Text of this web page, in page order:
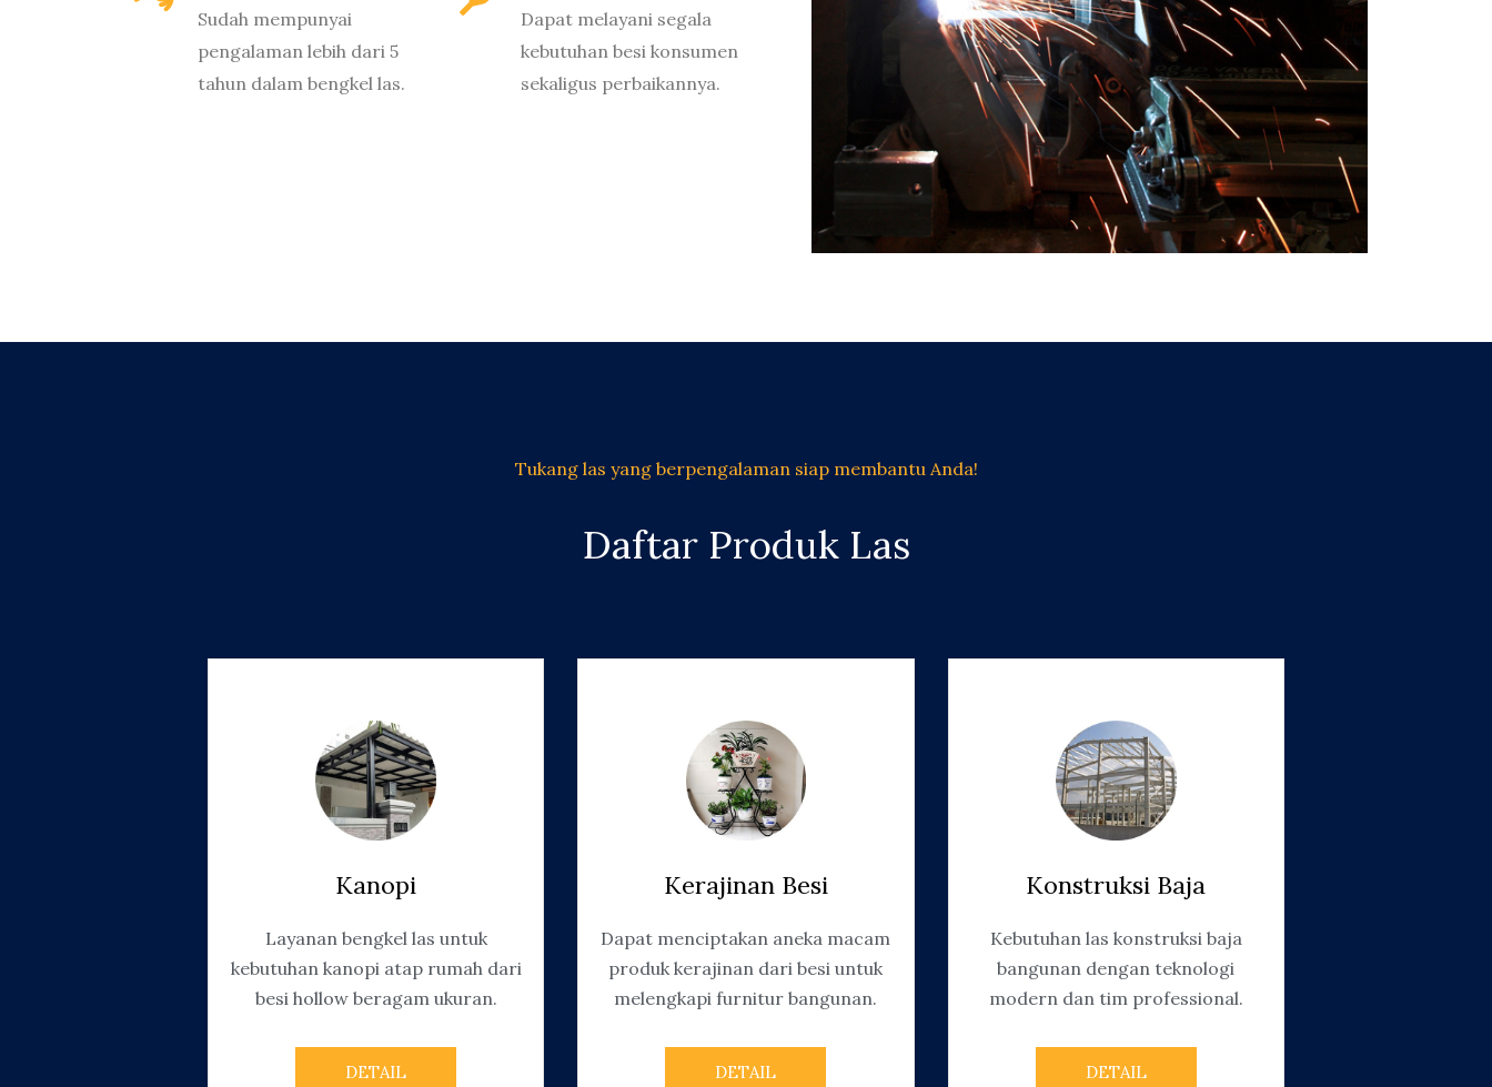
Sudah mempunyai
pengalaman lebih dari 5
tahun dalam bengkel las.
Dapat melayani segala
kebutuhan besi konsumen
sekaligus perbaikannya.
Tukang las yang berpengalaman siap membantu Anda!
Daftar Produk Las
Kanopi
Layanan bengkel las untuk
kebutuhan kanopi atap rumah dari
besi hollow beragam ukuran.
DETAIL
Kerajinan Besi
Dapat menciptakan aneka macam
produk kerajinan dari besi untuk
melengkapi furnitur bangunan.
DETAIL
Konstruksi Baja
Kebutuhan las konstruksi baja
bangunan dengan teknologi
modern dan tim professional.
DETAIL